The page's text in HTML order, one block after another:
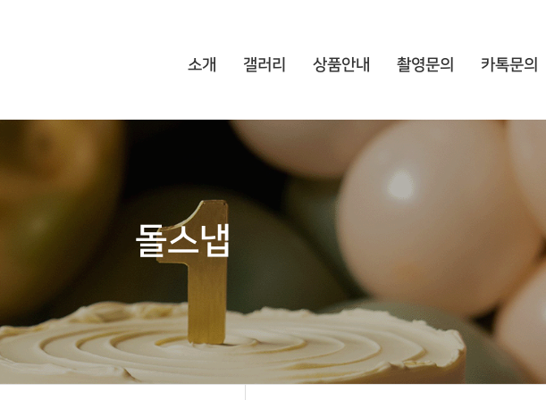
소개 갤러리 상품안내 촬영문의 카톡문의
돌스냅